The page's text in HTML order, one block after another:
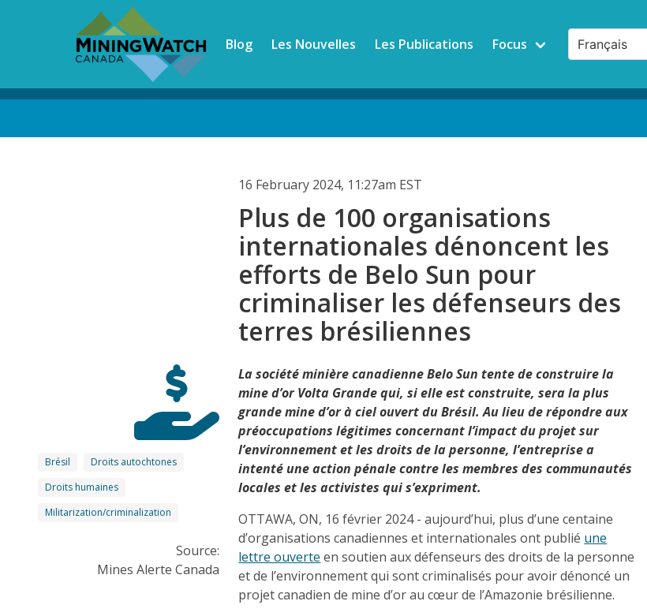
Blog Les Nouvelles Les Publications Focus
16 February 2024, 11:27am EST
Plus de 100 organisations
internationales dénoncent les
efforts de Belo Sun pour
criminaliser les défenseurs des
terres brésiliennes
Brésil
Droits autochtones
Droits humaines
Militarization/criminalization
Source:
Mines Alerte Canada
La société minière canadienne Belo Sun tente de construire la
mine d’or Volta Grande qui, si elle est construite, sera la plus
grande mine d’or à ciel ouvert du Brésil. Au lieu de répondre aux
préoccupations légitimes concernant l’impact du projet sur
l’environnement et les droits de la personne, l’entreprise a
intenté une action pénale contre les membres des communautés
locales et les activistes qui s’expriment.
OTTAWA, ON, 16 février 2024 - aujourd’hui, plus d’une centaine
d’organisations canadiennes et internationales ont publié une
lettre ouverte en soutien aux défenseurs des droits de la personne
et de l’environnement qui sont criminalisés pour avoir dénoncé un
projet canadien de mine d’or au cœur de l’Amazonie brésilienne.